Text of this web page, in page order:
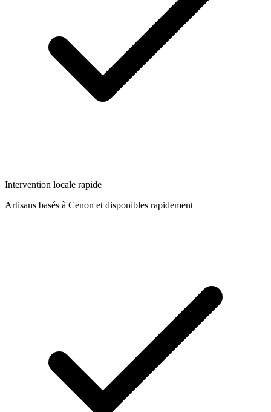
Intervention locale rapide
Artisans basés à Cenon et disponibles rapidement